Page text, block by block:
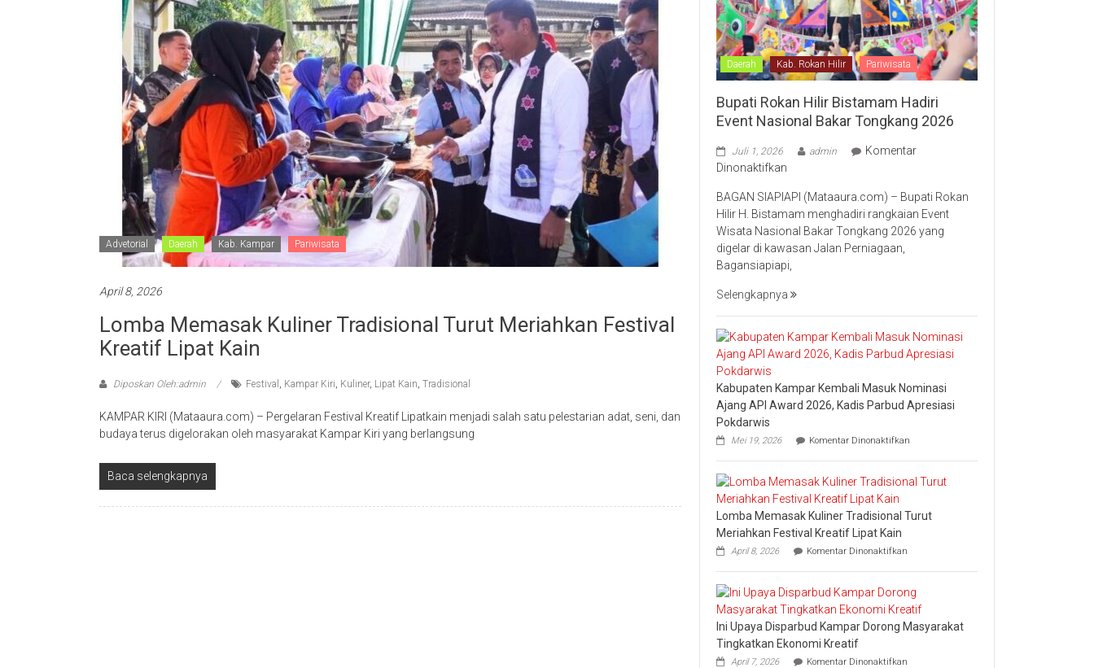
Advetorial Daerah Kab. Kampar Pariwisata
April 8, 2026
Lomba Memasak Kuliner Tradisional Turut Meriahkan Festival
Kreatif Lipat Kain
Diposkan Oleh:admin Festival , Kampar Kiri, Kuliner, Lipat Kain, Tradisional
KAMPAR KIRI (Mataaura.com) – Pergelaran Festival Kreatif Lipatkain menjadi salah satu pelestarian adat, seni, dan
budaya terus digelorakan oleh masyarakat Kampar Kiri yang berlangsung
Baca selengkapnya
Daerah Kab. Rokan Hilir Pariwisata
Bupati Rokan Hilir Bistamam Hadiri
Event Nasional Bakar Tongkang 2026
Juli 1, 2026 admin
Komentar
Dinonaktifkan
Rokan
Hilir
Bistamam
Hadiri
Event
Bakar
Tongkang
2026
BAGAN SIAPIAPI (Mataaura.com) – Bupati Rokan
Hilir H. Bistamam menghadiri rangkaian Event
Wisata Nasional Bakar Tongkang 2026 yang
digelar di kawasan Jalan Perniagaan,
Bagansiapiapi,
Selengkapnya
Kabupaten Kampar Kembali Masuk Nominasi
Ajang API Award 2026, Kadis Parbud Apresiasi
Pokdarwis
Mei 19, 2026 Komentar Dinonaktifkan
Kampar
Kembali
Masuk
Ajang
Apresiasi
Pokdarwis
Lomba Memasak Kuliner Tradisional Turut
Meriahkan Festival Kreatif Lipat Kain
April 8, 2026 Komentar Dinonaktifkan
Memasak
Tradisional
Turut
Meriahkan
Ini Upaya Disparbud Kampar Dorong Masyarakat
Tingkatkan Ekonomi Kreatif
April 7, 2026 Komentar Dinonaktifkan